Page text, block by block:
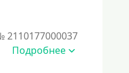
Подробнее